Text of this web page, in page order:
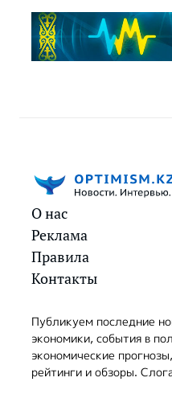
О нас
Реклама
Правила
Контакты
Публикуем последние
экономики, события в
экономические
рейтинги и обзоры.